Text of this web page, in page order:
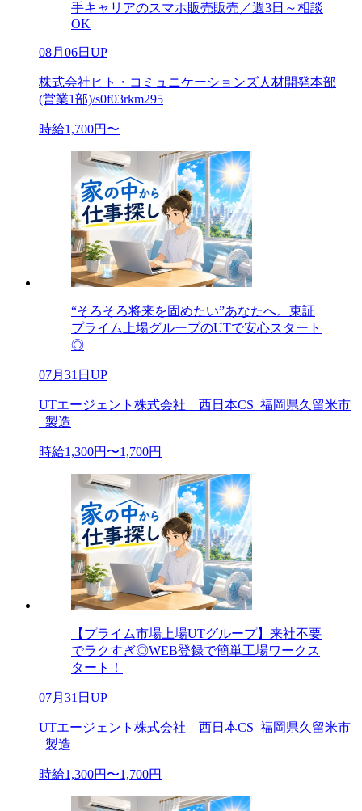
手キャリアのスマホ販売販売／週3日～相談
OK
08月06日UP
株式会社ヒト・コミュニケーションズ人材開発本部
(営業1部)/s0f03rkm295
時給1,700円〜
“そろそろ将来を固めたい”あなたへ。東証
プライム上場グループのUTで安心スタート
◎
07月31日UP
UTエージェント株式会社 西日本CS_福岡県久留米市
_製造
時給1,300円〜1,700円
【プライム市場上場UTグループ】来社不要
でラクすぎ◎WEB登録で簡単工場ワークス
タート！
07月31日UP
UTエージェント株式会社 西日本CS_福岡県久留米市
_製造
時給1,300円〜1,700円